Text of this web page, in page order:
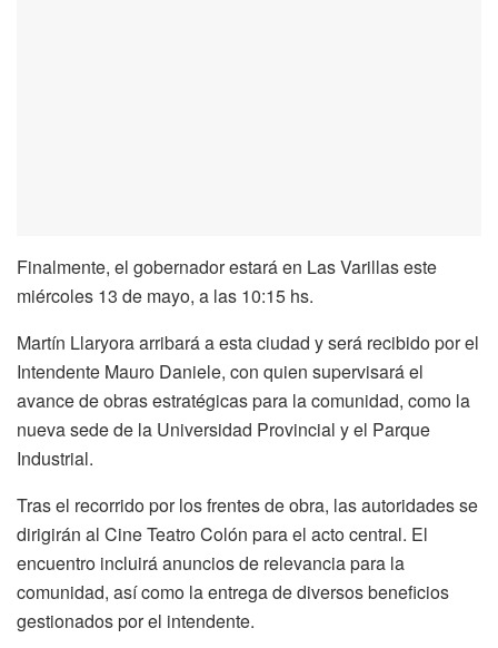
Finalmente, el gobernador estará en Las Varillas este
miércoles 13 de mayo, a las 10:15 hs.
Martín Llaryora arribará a esta ciudad y será recibido por el
Intendente Mauro Daniele, con quien supervisará el
avance de obras estratégicas para la comunidad, como la
nueva sede de la Universidad Provincial y el Parque
Industrial.
Tras el recorrido por los frentes de obra, las autoridades se
dirigirán al Cine Teatro Colón para el acto central. El
encuentro incluirá anuncios de relevancia para la
comunidad, así como la entrega de diversos beneficios
gestionados por el intendente.